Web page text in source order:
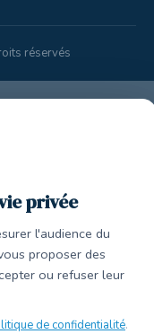
réservés
privée
l'audience du
proposer des
ou refuser leur
de confidentialité.